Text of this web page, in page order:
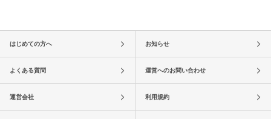
はじめての方へ お知らせ
よくある質問 運営へのお問い合わせ
運営会社 利用規約